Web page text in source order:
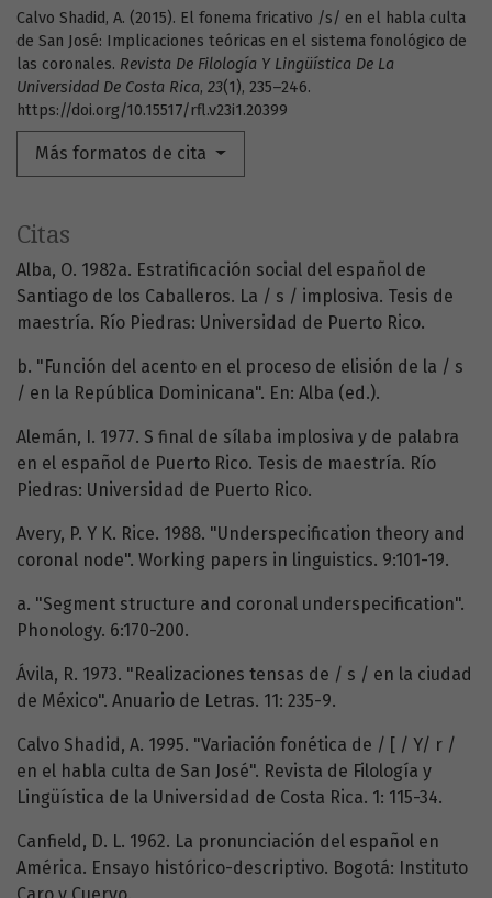
Calvo Shadid, A. (2015). El fonema fricativo /s/ en el habla culta
de San José: Implicaciones teóricas en el sistema fonológico de
las coronales. Revista De Filología Y Lingüística De La
Universidad De Costa Rica, 23(1), 235–246.
https://doi.org/10.15517/rfl.v23i1.20399
Más formatos de cita
Citas
Alba, O. 1982a. Estratificación social del español de
Santiago de los Caballeros. La / s / implosiva. Tesis de
maestría. Río Piedras: Universidad de Puerto Rico.
b. "Función del acento en el proceso de elisión de la / s
/ en la República Dominicana". En: Alba (ed.).
Alemán, I. 1977. S final de sílaba implosiva y de palabra
en el español de Puerto Rico. Tesis de maestría. Río
Piedras: Universidad de Puerto Rico.
Avery, P. Y K. Rice. 1988. "Underspecification theory and
coronal node". Working papers in linguistics. 9:101-19.
a. "Segment structure and coronal underspecification".
Phonology. 6:170-200.
Ávila, R. 1973. "Realizaciones tensas de / s / en la ciudad
de México". Anuario de Letras. 11: 235-9.
Calvo Shadid, A. 1995. "Variación fonética de / [ / Y/ r /
en el habla culta de San José". Revista de Filología y
Lingüística de la Universidad de Costa Rica. 1: 115-34.
Canfield, D. L. 1962. La pronunciación del español en
América. Ensayo histórico-descriptivo. Bogotá: Instituto